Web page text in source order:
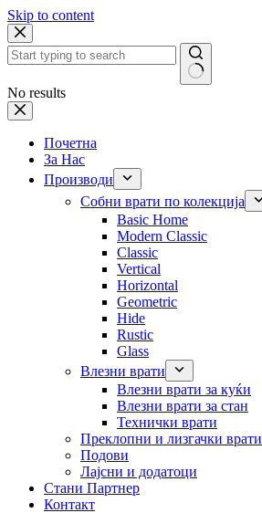
Skip to content
No results
Почетна
За Нас
Производи
Собни врати по колекција
Basic Home
Modern Classic
Classic
Vertical
Horizontal
Geometric
Hide
Rustic
Glass
Влезни врати
Влезни врати за куќи
Влезни врати за стан
Технички врати
Преклопни и лизгачки врати
Подови
Лајсни и додатоци
Стани Партнер
Контакт